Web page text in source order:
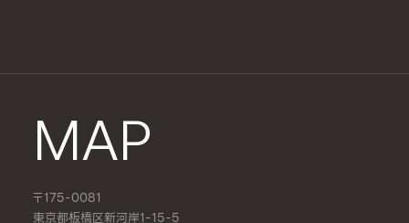
MAP
〒175-0081
東京都板橋区新河岸1-15-5